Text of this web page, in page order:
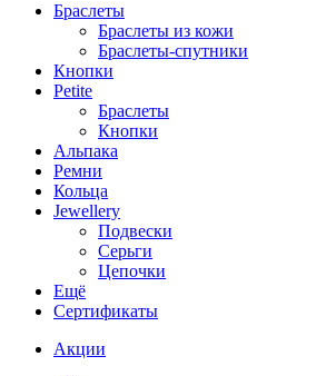
Браслеты
Браслеты из кожи
Браслеты-спутники
Кнопки
Petite
Браслеты
Кнопки
Альпака
Ремни
Кольца
Jewellery
Подвески
Серьги
Цепочки
Ещё
Сертификаты
Акции